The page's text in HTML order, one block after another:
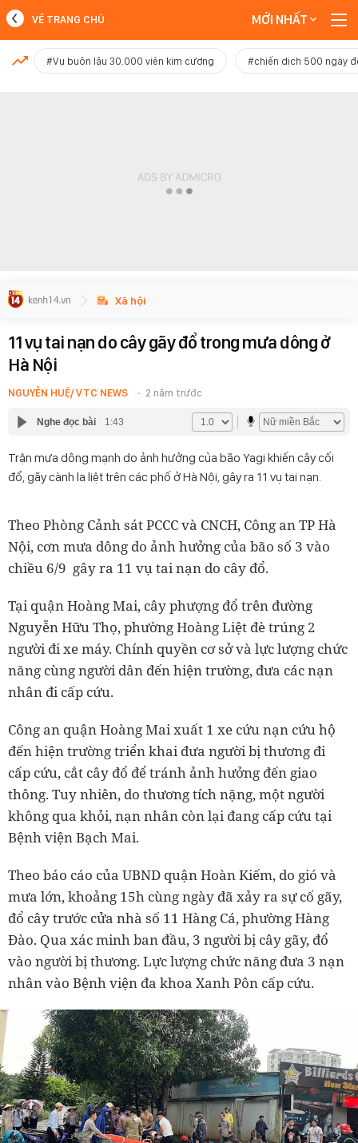
MỚI NHẤT
VỀ TRANG CHỦ MỚI NHẤT
#Vụ buôn lậu 30.000 viên kim cương #chiến dịch 500 ngày
Xã hội
11 vụ tai nạn do cây gãy đổ trong mưa dông ở
Hà Nội
NGUYỄN HUỆ/ VTC NEWS 2 năm trước
Nghe đọc bài 1:43
Trận mưa dông mạnh do ảnh hưởng của bão Yagi khiến cây cối
đổ, gãy cành la liệt trên các phố ở Hà Nội, gây ra 11 vụ tai nạn.
Theo Phòng Cảnh sát PCCC và CNCH, Công an TP Hà
Nội, cơn mưa dông do ảnh hưởng của bão số 3 vào
chiều 6/9 gây ra 11 vụ tai nạn do cây đổ.
Tại quận Hoàng Mai, cây phượng đổ trên đường
Nguyễn Hữu Thọ, phường Hoàng Liệt đè trúng 2
người đi xe máy. Chính quyền cơ sở và lực lượng chức
năng cùng người dân đến hiện trường, đưa các nạn
nhân đi cấp cứu.
Công an quận Hoàng Mai xuất 1 xe cứu nạn cứu hộ
đến hiện trường triển khai đưa người bị thương đi
cấp cứu, cắt cây đổ để tránh ảnh hưởng đến giao
thông. Tuy nhiên, do thương tích nặng, một người
không qua khỏi, nạn nhân còn lại đang cấp cứu tại
Bệnh viện Bạch Mai.
Theo báo cáo của UBND quận Hoàn Kiếm, do gió và
mưa lớn, khoảng 15h cùng ngày đã xảy ra sự cố gãy,
đổ cây trước cửa nhà số 11 Hàng Cá, phường Hàng
Đào. Qua xác minh ban đầu, 3 người bị cây gãy, đổ
vào người bị thương. Lực lượng chức năng đưa 3 nạn
nhân vào Bệnh viện đa khoa Xanh Pôn cấp cứu.